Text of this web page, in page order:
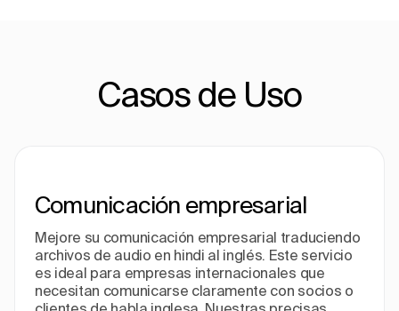
Casos de Uso
Comunicación empresarial
Mejore su comunicación empresarial traduciendo
archivos de audio en hindi al inglés. Este servicio
es ideal para empresas internacionales que
necesitan comunicarse claramente con socios o